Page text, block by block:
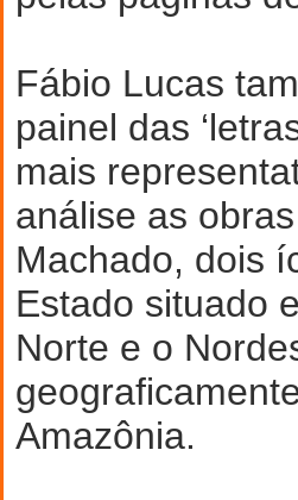
Fábio Lucas
painel das
mais
análise as
Machado, dois
Estado situado
Norte e o
Amazônia.